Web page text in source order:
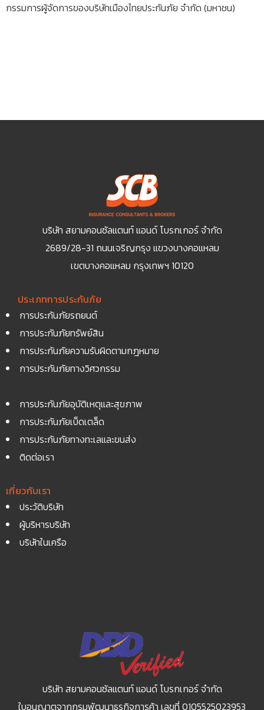
กรรมการผู้จัดการของบริษัทเมืองไทยประกันภัย จำกัด (มหาชน)
บริษัท สยามคอนซัลแตนท์ แอนด์ โบรกเกอร์ จำกัด
2689/28-31 ถนนเจริญกรุง แขวงบางคอแหลม
เขตบางคอแหลม กรุงเทพฯ 10120
ประเภทการประกันภัย
การประกันภัยรถยนต์
การประกันภัยทรัพย์สิน
การประกันภัยความรับผิดตามกฎหมาย
การประกันภัยทางวิศวกรรม
การประกันภัยอุบัติเหตุและสุขภาพ
การประกันภัยเบ็ดเตล็ด
การประกันภัยทางทะเลและขนส่ง
ติดต่อเรา
เกี่ยวกับเรา
ประวัติบริษัท
ผู้บริหารบริษัท
บริษัทในเครือ
บริษัท สยามคอนซัลแตนท์ แอนด์ โบรกเกอร์ จำกัด
ใบอนุญาตจากกรมพัฒนาธุรกิจการค้า เลขที่ 0105525023953